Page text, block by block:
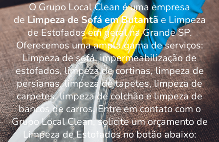
O Grupo Local Clean é uma empresa
de Limpeza de Sofá em Butantã e Limpeza
de Estofados em geral na Grande SP.
Oferecemos uma ampla gama de serviços:
Limpeza de sofá, impermeabilização de
estofados, limpeza de cortinas, limpeza de
persianas, limpeza de tapetes, limpeza de
carpetes, limpeza de colchão e limpeza de
bancos de carros. Entre em contato com o
Grupo Local Clean, solicite um orçamento de
Limpeza de Estofados no botão abaixo: